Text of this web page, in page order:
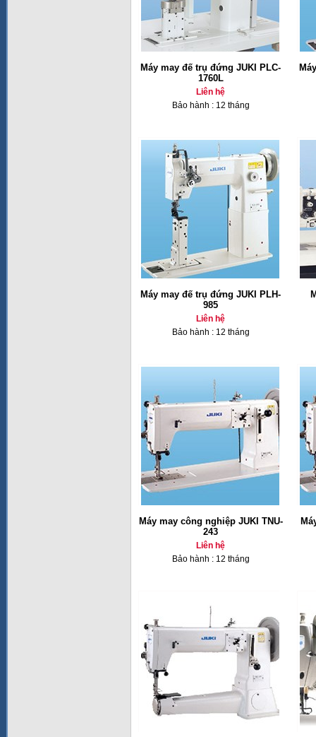
Máy may đế trụ đứng JUKI PLC-
1760L
Liên hệ
Bảo hành : 12 tháng
Máy may đế trụ đứng JUKI PLH-
985
Liên hệ
Bảo hành : 12 tháng
Máy may công nghiệp JUKI TNU-
243
Liên hệ
Bảo hành : 12 tháng